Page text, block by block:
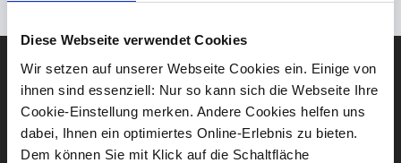
Diese Webseite verwendet Cookies
Wir setzen auf unserer Webseite Cookies ein. Einige von
ihnen sind essenziell: Nur so kann sich die Webseite Ihre
Cookie-Einstellung merken. Andere Cookies helfen uns
dabei, Ihnen ein optimiertes Online-Erlebnis zu bieten.
Dem können Sie mit Klick auf die Schaltfläche
Gehirn & Nerven
Herz & Kreislauf